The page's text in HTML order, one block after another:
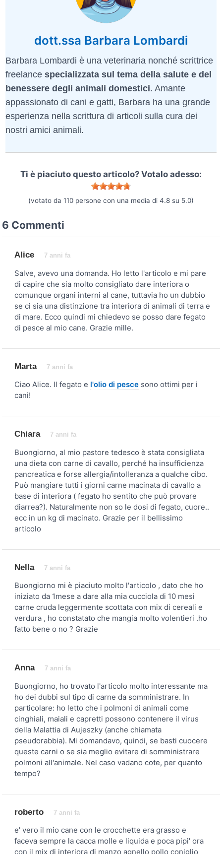
dott.ssa Barbara Lombardi
Barbara Lombardi è una veterinaria nonché scrittrice
freelance specializzata sul tema della salute e del
benessere degli animali domestici. Amante
appassionato di cani e gatti, Barbara ha una grande
esperienza nella scrittura di articoli sulla cura dei
nostri amici animali.
Ti è piaciuto questo articolo? Votalo adesso:
(votato da 110 persone con una media di 4.8 su 5.0)
6 Commenti
Alice 7 anni fa
Salve, avevo una domanda. Ho letto l'articolo e mi pare
di capire che sia molto consigliato dare interiora o
comunque organi interni al cane, tuttavia ho un dubbio
se ci sia una distinzione tra interiora di animali di terra e
di mare. Ecco quindi mi chiedevo se posso dare fegato
di pesce al mio cane. Grazie mille.
Marta 7 anni fa
Ciao Alice. Il fegato e l'olio di pesce sono ottimi per i
cani!
Chiara 7 anni fa
Buongiorno, al mio pastore tedesco è stata consigliata
una dieta con carne di cavallo, perché ha insufficienza
pancreatica e forse allergia/intolleranza a qualche cibo.
Può mangiare tutti i giorni carne macinata di cavallo a
base di interiora ( fegato ho sentito che può provare
diarrea?). Naturalmente non so le dosi di fegato, cuore..
ecc in un kg di macinato. Grazie per il bellissimo
articolo
Nella 7 anni fa
Buongiorno mi è piaciuto molto l'articolo , dato che ho
iniziato da 1mese a dare alla mia cucciola di 10 mesi
carne cruda leggermente scottata con mix di cereali e
verdura , ho constatato che mangia molto volentieri .ho
fatto bene o no ? Grazie
Anna 7 anni fa
Buongiorno, ho trovato l'articolo molto interessante ma
ho dei dubbi sul tipo di carne da somministrare. In
particolare: ho letto che i polmoni di animali come
cinghiali, maiali e capretti possono contenere il virus
della Malattia di Aujeszky (anche chiamata
pseudorabbia). Mi domandavo, quindi, se basti cuocere
queste carni o se sia meglio evitare di somministrare
polmoni all'animale. Nel caso vadano cote, per quanto
tempo?
roberto 7 anni fa
e' vero il mio cane con le crocchette era grasso e
faceva sempre la cacca molle e liquida e poca pipi' ora
con il mix di interiora di manzo agnello pollo coniglio